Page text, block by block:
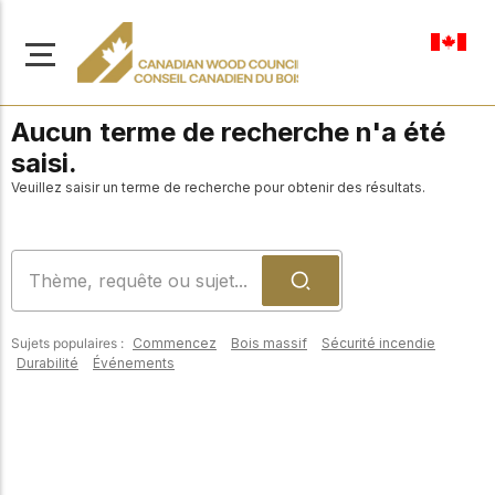
Accédez à un large
À propos de nous
Apprenez-en davantage
sur notre mission visant à
construction en bois
Aucun terme de recherche n'a été
saisi.
Veuillez saisir un terme de recherche pour obtenir des résultats.
Sujets populaires : Commencez Bois massif
Sécurité incendie
Durabilité
Événements